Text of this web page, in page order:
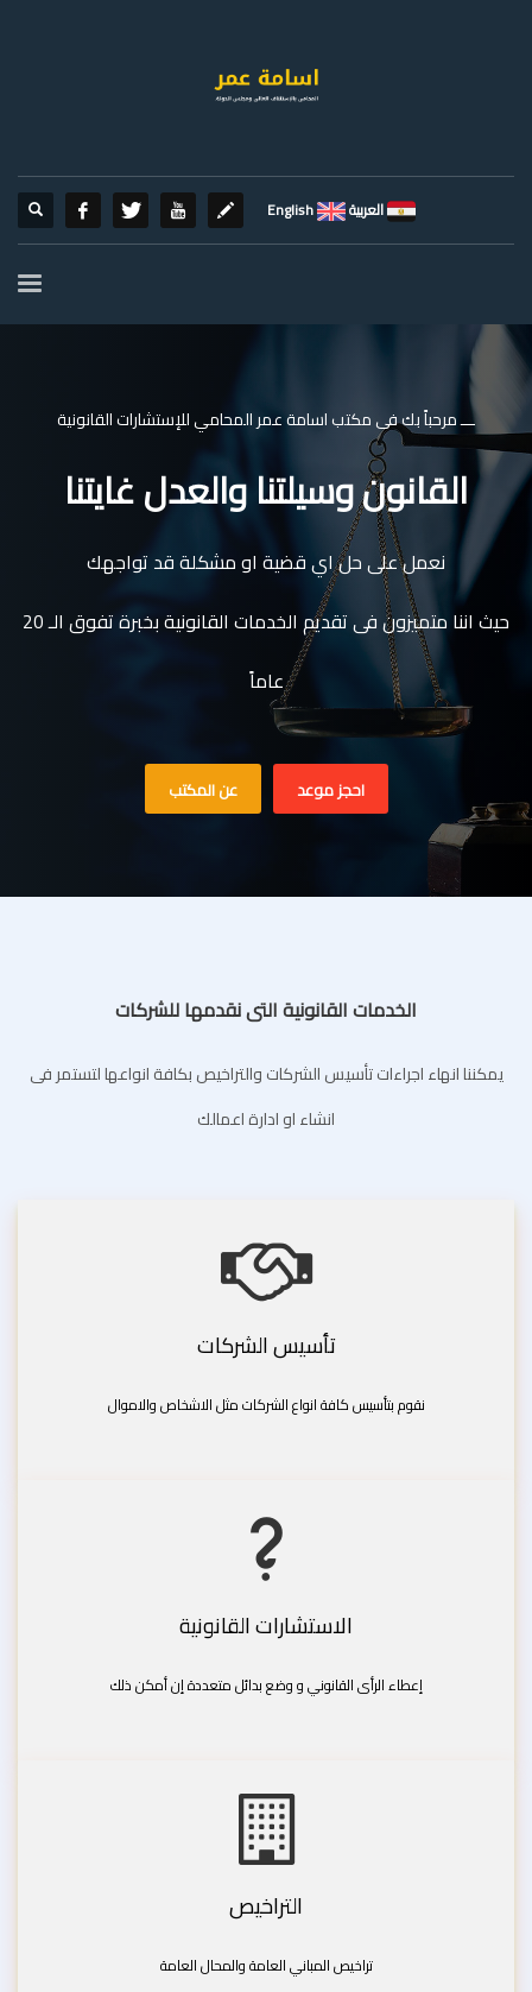
العربية English
ـــ مرحباً بك فى مكتب اسامة عمر المحامي للإستشارات القانونية
القانون وسيلتنا والعدل غايتنا
نعمل على حل اي قضية او مشكلة قد تواجهك
حيث اننا متميزون فى تقديم الخدمات القانونية بخبرة تفوق الـ 20
عاماً
احجز موعد عن المكتب
الخدمات القانونية التى نقدمها للشركات
يمكننا انهاء اجراءات تأسيس الشركات والتراخيص بكافة انواعها لتستمر فى
انشاء او ادارة اعمالك
تأسيس الشركات
نقوم بتأسيس كافة انواع الشركات مثل الاشخاص والاموال
الاستشارات القانونية
إعطاء الرأى القانوني و وضع بدائل متعددة إن أمكن ذلك
التراخيص
تراخيص المباني العامة والمحال العامة